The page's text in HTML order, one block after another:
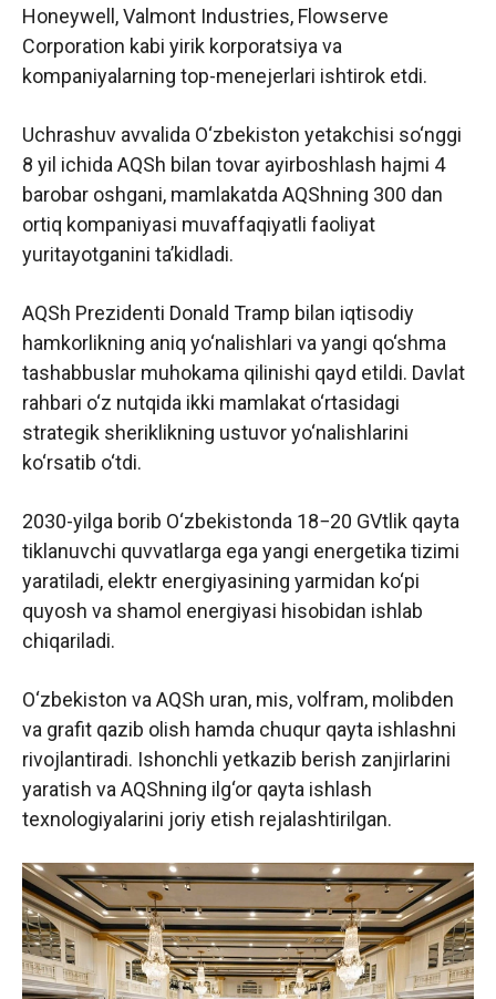
Honeywell, Valmont Industries, Flowserve
Corporation kabi yirik korporatsiya va
kompaniyalarning top-menejerlari ishtirok etdi.
Uchrashuv avvalida O‘zbekiston yetakchisi so‘nggi
8 yil ichida AQSh bilan tovar ayirboshlash hajmi 4
barobar oshgani, mamlakatda AQShning 300 dan
ortiq kompaniyasi muvaffaqiyatli faoliyat
yuritayotganini ta’kidladi.
AQSh Prezidenti Donald Tramp bilan iqtisodiy
hamkorlikning aniq yo‘nalishlari va yangi qo‘shma
tashabbuslar muhokama qilinishi qayd etildi. Davlat
rahbari o‘z nutqida ikki mamlakat o‘rtasidagi
strategik sheriklikning ustuvor yo‘nalishlarini
ko‘rsatib o‘tdi.
2030-yilga borib O‘zbekistonda 18−20 GVtlik qayta
tiklanuvchi quvvatlarga ega yangi energetika tizimi
yaratiladi, elektr energiyasining yarmidan ko‘pi
quyosh va shamol energiyasi hisobidan ishlab
chiqariladi.
O‘zbekiston va AQSh uran, mis, volfram, molibden
va grafit qazib olish hamda chuqur qayta ishlashni
rivojlantiradi. Ishonchli yetkazib berish zanjirlarini
yaratish va AQShning ilg‘or qayta ishlash
texnologiyalarini joriy etish rejalashtirilgan.